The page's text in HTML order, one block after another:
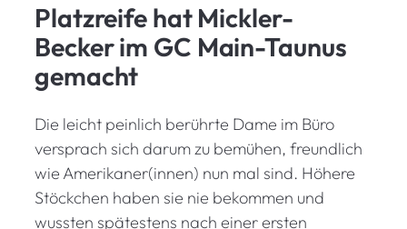
Platzreife hat Mickler-
Becker im GC Main-Taunus
gemacht
Die leicht peinlich berührte Dame im Büro
versprach sich darum zu bemühen, freundlich
wie Amerikaner(innen) nun mal sind. Höhere
Stöckchen haben sie nie bekommen und
wussten spätestens nach einer ersten